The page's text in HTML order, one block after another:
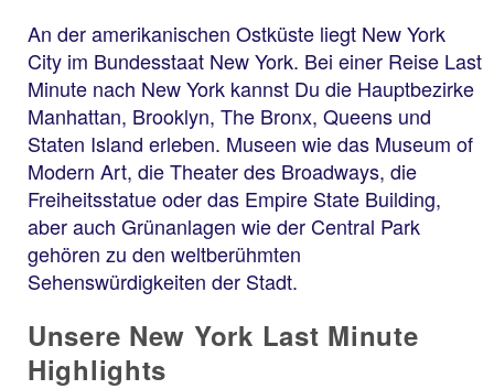
An der amerikanischen Ostküste liegt New York
City im Bundesstaat New York. Bei einer Reise Last
Minute nach New York kannst Du die Hauptbezirke
Manhattan, Brooklyn, The Bronx, Queens und
Staten Island erleben. Museen wie das Museum of
Modern Art, die Theater des Broadways, die
Freiheitsstatue oder das Empire State Building,
aber auch Grünanlagen wie der Central Park
gehören zu den weltberühmten
Sehenswürdigkeiten der Stadt.
Unsere New York Last Minute
Highlights